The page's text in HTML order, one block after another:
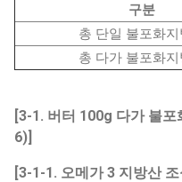
구분
총 단일 불포화
총 다가 불포화
[3-1. 버터 100g 다가 불
6)]
[3-1-1. 오메가 3 지방산 조